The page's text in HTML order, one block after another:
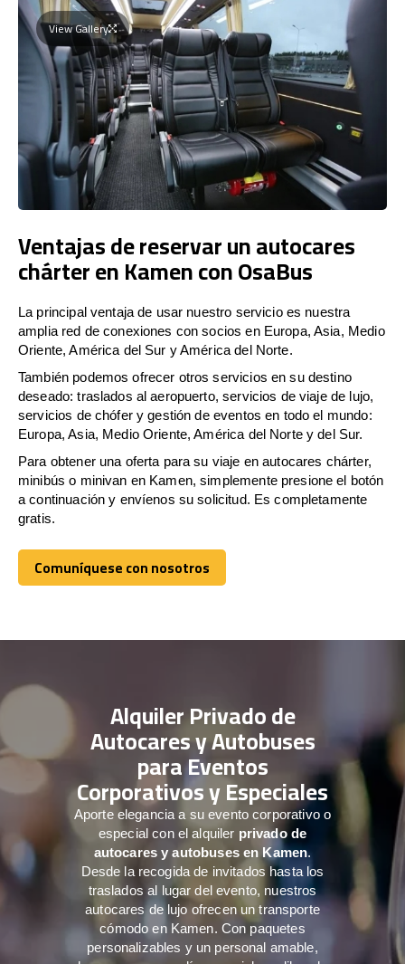
View Gallery
Ventajas de reservar un autocares
chárter en Kamen con OsaBus
La principal ventaja de usar nuestro servicio es nuestra
amplia red de conexiones con socios en Europa, Asia, Medio
Oriente, América del Sur y América del Norte.
También podemos ofrecer otros servicios en su destino
deseado: traslados al aeropuerto, servicios de viaje de lujo,
servicios de chófer y gestión de eventos en todo el mundo:
Europa, Asia, Medio Oriente, América del Norte y del Sur.
Para obtener una oferta para su viaje en autocares chárter,
minibús o minivan en Kamen, simplemente presione el botón
a continuación y envíenos su solicitud. Es completamente
gratis.
Comuníquese con nosotros
Comuníquese con nosotros
Alquiler Privado de
Autocares y Autobuses
para Eventos
Corporativos y Especiales
Aporte elegancia a su evento corporativo o
especial con el alquiler privado de
autocares y autobuses en Kamen.
Desde la recogida de invitados hasta los
traslados al lugar del evento, nuestros
autocares de lujo ofrecen un transporte
cómodo en Kamen. Con paquetes
personalizables y un personal amable,